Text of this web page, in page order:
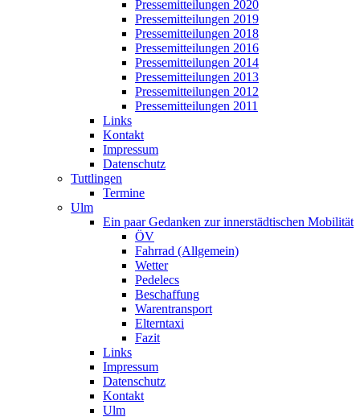
Pressemitteilungen 2020
Pressemitteilungen 2019
Pressemitteilungen 2018
Pressemitteilungen 2016
Pressemitteilungen 2014
Pressemitteilungen 2013
Pressemitteilungen 2012
Pressemitteilungen 2011
Links
Kontakt
Impressum
Datenschutz
Tuttlingen
Termine
Ulm
Ein paar Gedanken zur innerstädtischen Mobilität
ÖV
Fahrrad (Allgemein)
Wetter
Pedelecs
Beschaffung
Warentransport
Elterntaxi
Fazit
Links
Impressum
Datenschutz
Kontakt
Ulm